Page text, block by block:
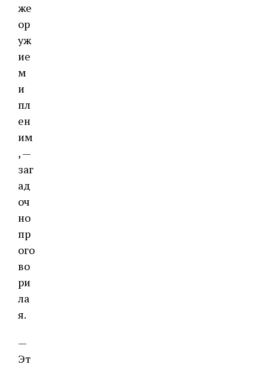
же
ор
уж
ие
м
и
пл
ен
им
, —
заг
ад
оч
но
пр
ого
во
ри
ла
я.
—
Эт